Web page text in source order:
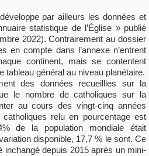
par ailleurs les données et
statistique de l’Église » publié
2022). Contrairement au dossier
en compte dans l’annexe n’entrent
continent, mais se contentent
tableau général au niveau planétaire.
des données recueillies sur la
le nombre de catholiques sur la
au cours des vingt-cinq années
relu en pourcentage est
de la population mondiale était
disponible, 17,7 % le sont. Ce
inchangé depuis 2015 après un mini-